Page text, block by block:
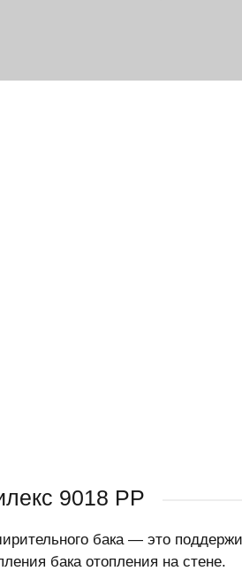
9018 РР
бака — это
бака отопления на стене.